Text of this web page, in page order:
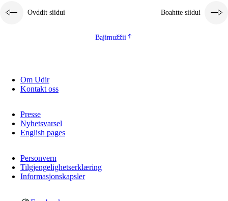
Ovddit siidui Boahtte siidui
Bajimužžii
Om Udir
Kontakt oss
Presse
Nyhetsvarsel
English pages
Personvern
Tilgjengelighetserklæring
Informasjonskapsler